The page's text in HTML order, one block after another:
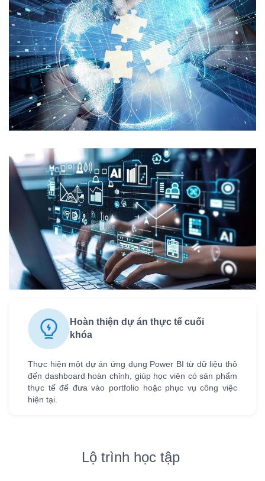
Hoàn thiện dự án thực tế cuối
khóa
Thực hiện một dự án ứng dụng Power BI từ dữ liệu thô
đến dashboard hoàn chỉnh, giúp học viên có sản phẩm
thực tế để đưa vào portfolio hoặc phục vụ công việc
hiện tại.
Lộ trình học tập